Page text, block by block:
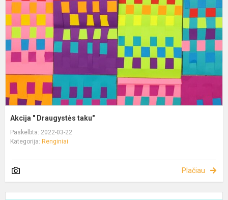
Akcija " Draugystės taku"
Paskelbta: 2022-03-22
Kategorija: Renginiai
Plačiau